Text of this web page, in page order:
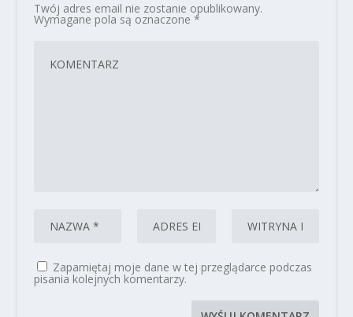
Twój adres email nie zostanie opublikowany.
Wymagane pola są oznaczone *
Zapamiętaj moje dane w tej przeglądarce podczas
pisania kolejnych komentarzy.